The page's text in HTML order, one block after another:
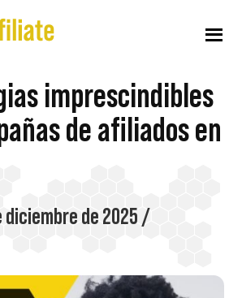
imprescindibles
de afiliados en
diciembre de 2025/